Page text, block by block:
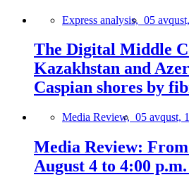
Express analysis, 05
The Digital Middle
Kazakhstan and
Caspian shores by
Media Review, 05 avqust,
Media Review:
August 4 to 4:00